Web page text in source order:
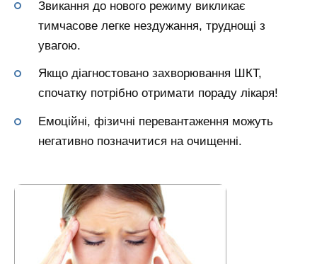
Звикання до нового режиму викликає
тимчасове легке нездужання, труднощі з
увагою.
Якщо діагностовано захворювання ШКТ,
спочатку потрібно отримати пораду лікаря!
Емоційні, фізичні перевантаження можуть
негативно позначитися на очищенні.